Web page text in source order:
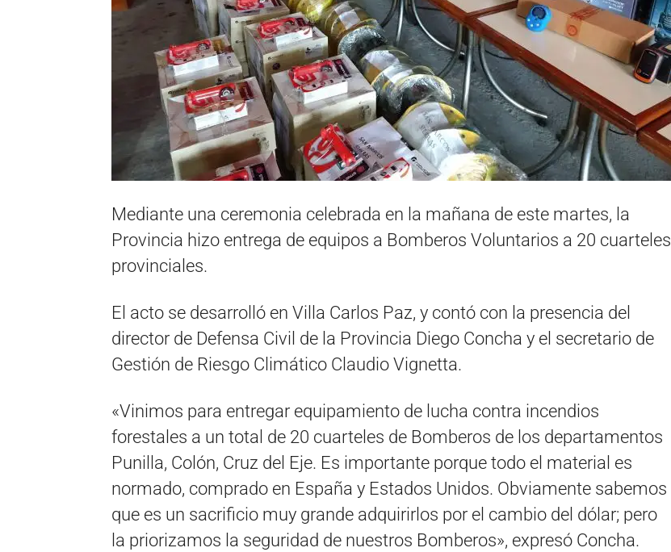
Mediante una ceremonia celebrada en la mañana de este martes, la
Provincia hizo entrega de equipos a Bomberos Voluntarios a 20 cuarteles
provinciales.
El acto se desarrolló en Villa Carlos Paz, y contó con la presencia del
director de Defensa Civil de la Provincia Diego Concha y el secretario de
Gestión de Riesgo Climático Claudio Vignetta.
«Vinimos para entregar equipamiento de lucha contra incendios
forestales a un total de 20 cuarteles de Bomberos de los departamentos
Punilla, Colón, Cruz del Eje. Es importante porque todo el material es
normado, comprado en España y Estados Unidos. Obviamente sabemos
que es un sacrificio muy grande adquirirlos por el cambio del dólar; pero
la priorizamos la seguridad de nuestros Bomberos», expresó Concha.